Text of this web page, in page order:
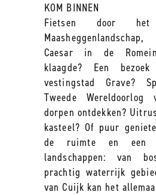
KOM BINNEN
Fietsen door het
Caesar in de
klaagde? Een
vestingstad Grave?
Tweede Wereldoorlog
dorpen ontdekken?
kasteel? Of puur
de ruimte en een
landschappen: van
prachtig waterrijk
van Cuijk kan het